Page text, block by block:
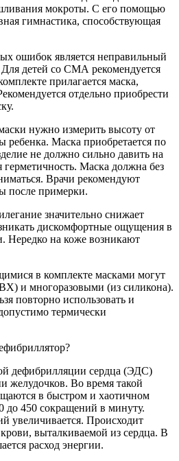
мокроты. С его помощью
гимнастика, способствующая
ошибок является неправильный
детей со СМА рекомендуется
прилагается маска,
отдельно приобрести
нужно измерить высоту от
ребенка. Маска приобретается по
не должно сильно давить на
герметичность. Маска должна без
Врачи рекомендуют
после примерки.
значительно снижает
дискомфортные ощущения в
Нередко на коже возникают
в комплекте масками могут
и многоразовыми (из силикона).
повторно использовать и
термически
дефибрилляции сердца (ЭДС)
желудочков. Во время такой
в быстром и хаотичном
до 450 сокращений в минуту.
увеличивается. Происходит
выталкиваемой из сердца. В
расход энергии.